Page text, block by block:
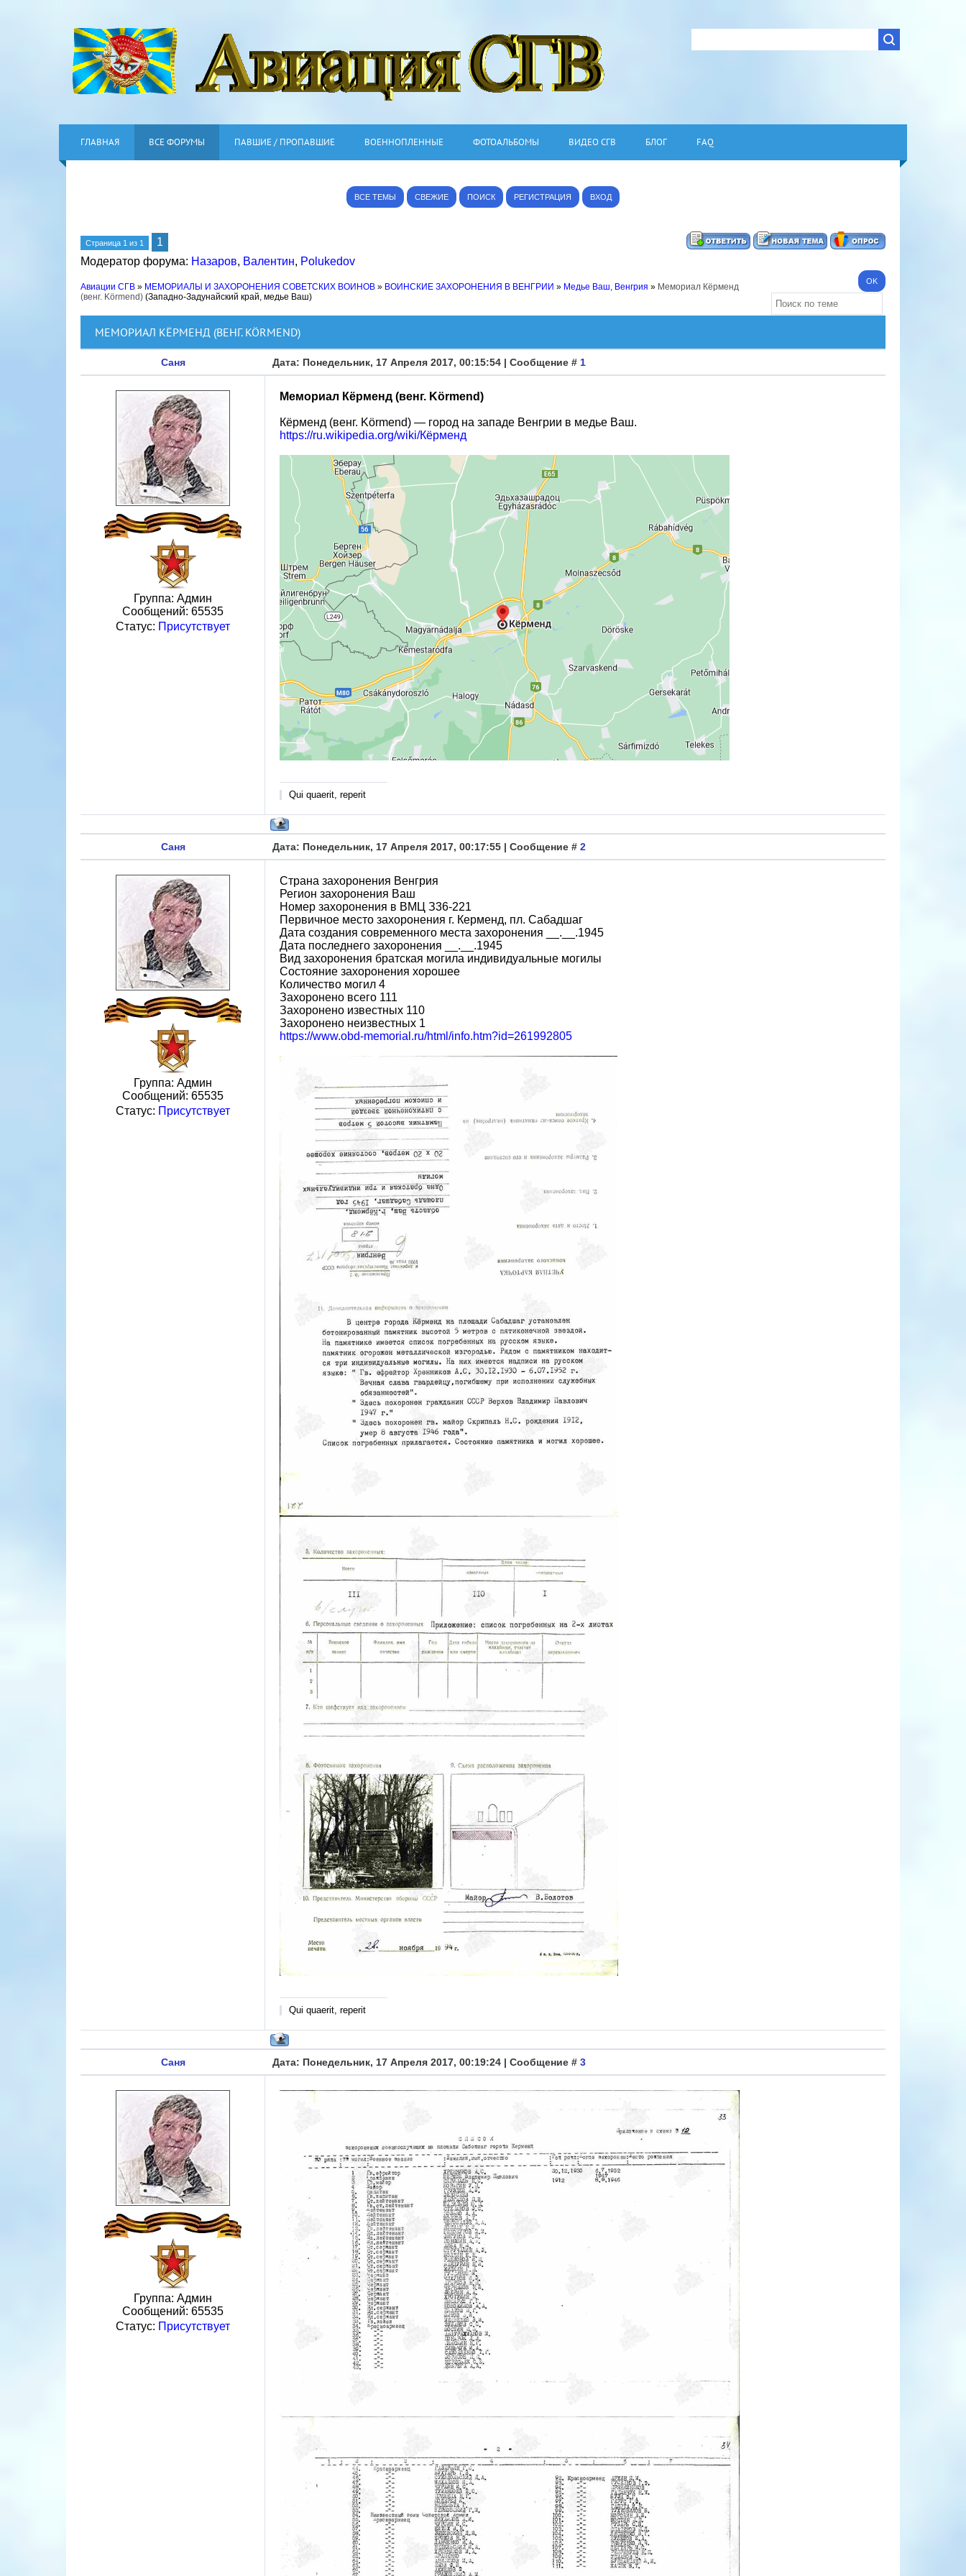
ГЛАВНАЯ ВСЕ ФОРУМЫ ПАВШИЕ / ПРОПАВШИЕ ВОЕННОПЛЕННЫЕ ФОТОАЛЬБОМЫ ВИДЕО СГВ БЛОГ FAQ
ВСЕ ТЕМЫ СВЕЖИЕ ПОИСК РЕГИСТРАЦИЯ ВХОД
Страница 1 из 1
1
Модератор форума: Назаров, Валентин, Polukedov
Авиации СГВ » МЕМОРИАЛЫ И ЗАХОРОНЕНИЯ СОВЕТСКИХ ВОИНОВ » ВОИНСКИЕ ЗАХОРОНЕНИЯ В ВЕНГРИИ » Медье Ваш, Венгрия » Мемориал Кёрменд
(венг. Körmend) (Западно-Задунайский край, медье Ваш)
МЕМОРИАЛ КЁРМЕНД (ВЕНГ. KÖRMEND)
Саня Дата: Понедельник, 17 Апреля 2017, 00:15:54 | Сообщение # 1
Группа: Админ
Сообщений: 65535
Статус: Присутствует
Мемориал Кёрменд (венг. Körmend)
Кёрменд (венг. Körmend) — город на западе Венгрии в медье Ваш.
https://ru.wikipedia.org/wiki/Кёрменд
Qui quaerit, reperit
Саня Дата: Понедельник, 17 Апреля 2017, 00:17:55 | Сообщение # 2
Группа: Админ
Сообщений: 65535
Статус: Присутствует
Страна захоронения Венгрия
Регион захоронения Ваш
Номер захоронения в ВМЦ З36-221
Первичное место захоронения г. Керменд, пл. Сабадшаг
Дата создания современного места захоронения __.__.1945
Дата последнего захоронения __.__.1945
Вид захоронения братская могила индивидуальные могилы
Состояние захоронения хорошее
Количество могил 4
Захоронено всего 111
Захоронено известных 110
Захоронено неизвестных 1
https://www.obd-memorial.ru/html/info.htm?id=261992805
Qui quaerit, reperit
Саня Дата: Понедельник, 17 Апреля 2017, 00:19:24 | Сообщение # 3
Группа: Админ
Сообщений: 65535
Статус: Присутствует